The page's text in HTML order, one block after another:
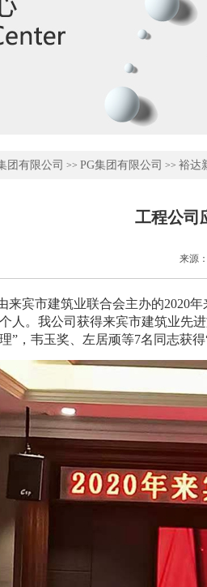
团有限公司 >> PG集团有限公司 >> 裕达
工程公司
来源
宾市建筑业联合会主办的2020年
人。我公司获得来宾市建筑业先
”，韦玉奖、左居顽等7名同志获